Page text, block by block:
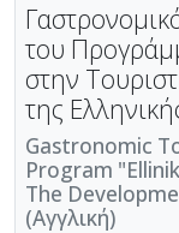
του
στην
της
Gastronomic
Program
The
(Αγγλική)